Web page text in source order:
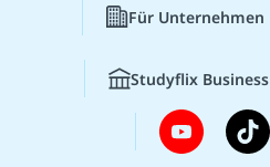
Für Unternehmen
Studyflix Business